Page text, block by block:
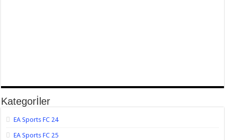
Kategorİler
EA Sports FC 24
EA Sports FC 25